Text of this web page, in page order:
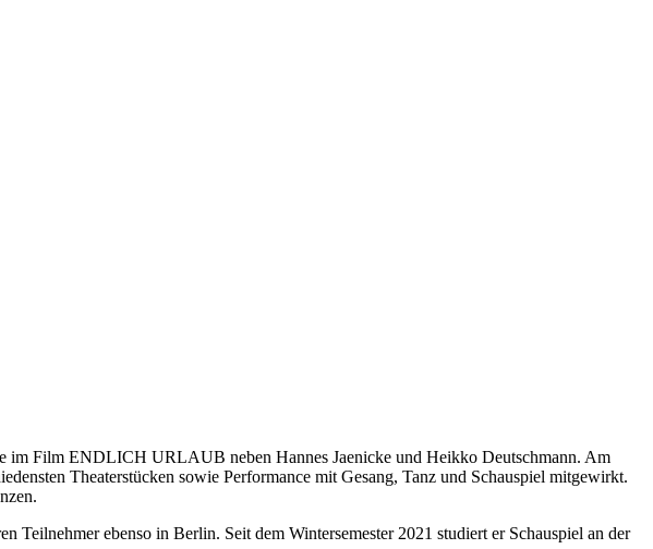
im Film ENDLICH URLAUB neben Hannes Jaenicke und Heikko Deutschmann. Am
Theaterstücken sowie Performance mit Gesang, Tanz und Schauspiel mitgewirkt.
ebenso in Berlin. Seit dem Wintersemester 2021 studiert er Schauspiel an der